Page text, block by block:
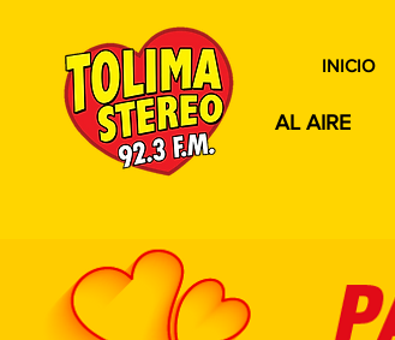
AL AIRE
INICIO